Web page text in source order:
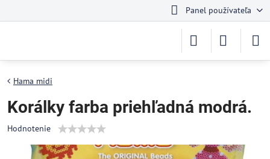
Panel používateľa
Hama midi
Korálky farba priehľadná modrá.
Hodnotenie